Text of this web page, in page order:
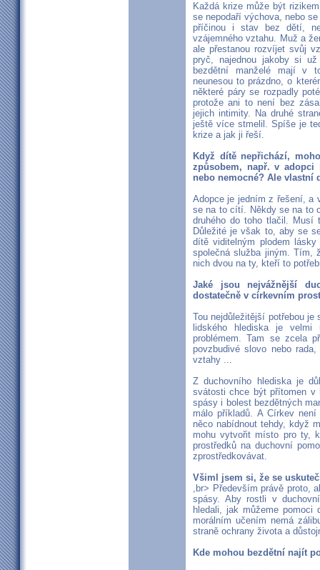
Každá krize může být
se nepodaří výchova, nebo
příčinou i stav bez dětí,
vzájemného vztahu. Muž a
ale přestanou rozvíjet svůj
pryč, najednou jakoby si
bezdětní manželé mají v
neunesou to prázdno, o
některé páry se rozpadly
protože ani to není bez
jejich intimity. Na druhé
ještě více stmelil. Spíše je
krize a jak ji řeší.
Když dítě nepřichází,
způsobem, např. v
nebo nemocné? Ale vlastní
Adopce je jedním z řešení, a
se na to cítí. Někdy se na to
druhého do toho tlačil. Musí
Důležité je však to, aby se
dítě viditelným plodem
společná služba jiným. Tím,
nich dvou na ty, kteří to
Jaké jsou nejvážnější
dostatečně v církevním
Tou nejdůležitější potřebou
lidského hlediska je
problémem. Tam se zcela
povzbudivé slovo nebo
vztahy ...
Z duchovního hlediska je
svátosti chce být přítomen v
spásy i bolest bezdětných
málo příkladů. A Církev
něco nabídnout tehdy, když
mohu vytvořit místo pro ty,
prostředků na duchovní
zprostředkovávat.
Všiml jsem si, že se
,br> Především právě proto,
spásy. Aby rostli v
hledali, jak můžeme
morálním učením nemá
straně ochrany života a
Kde mohou bezdětní najít